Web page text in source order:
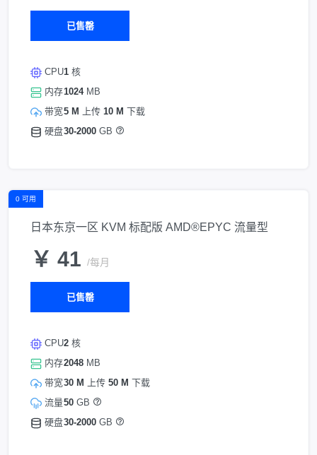
已售罄
CPU
内存
带宽
硬盘
1 核
1024MB
5 M
上传 10 M 下载
30-2000 GB
0 可用
日本东京一区 KVM 标配版 AMD®EPYC 流量型
￥ 41 /每月
已售罄
CPU
内存
带宽
流量
硬盘
2 核
2048 MB
30 M
上传 50 M 下载
50 GB
30-2000 GB